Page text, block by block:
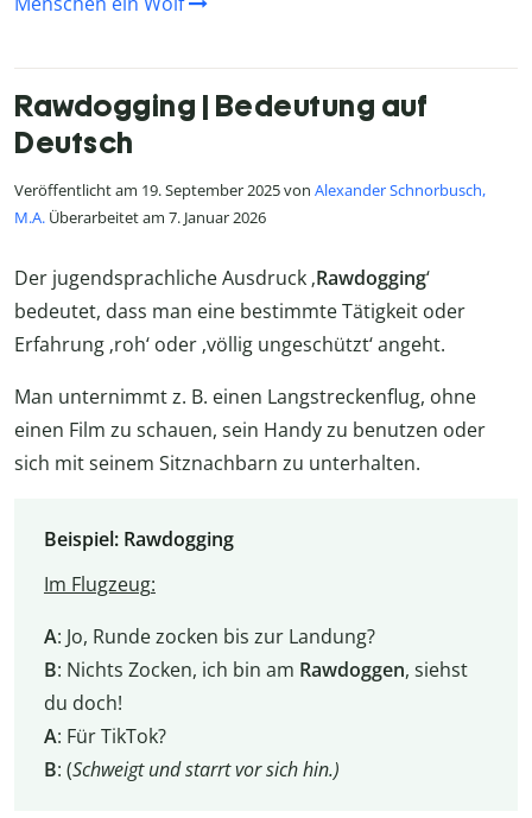
Rawdogging | Bedeutung auf
Deutsch
Veröffentlicht am 19. September 2025 von Alexander Schnorbusch,
M.A. Überarbeitet am 7. Januar 2026
Der jugendsprachliche Ausdruck ‚Rawdogging‘
bedeutet, dass man eine bestimmte Tätigkeit oder
Erfahrung ‚roh‘ oder ‚völlig ungeschützt‘ angeht.
Man unternimmt z. B. einen Langstreckenflug, ohne
einen Film zu schauen, sein Handy zu benutzen oder
sich mit seinem Sitznachbarn zu unterhalten.
Beispiel: Rawdogging
Im Flugzeug:
A: Jo, Runde zocken bis zur Landung?
B: Nichts Zocken, ich bin am Rawdoggen, siehst
du doch!
A: Für TikTok?
B: (Schweigt und starrt vor sich hin.)